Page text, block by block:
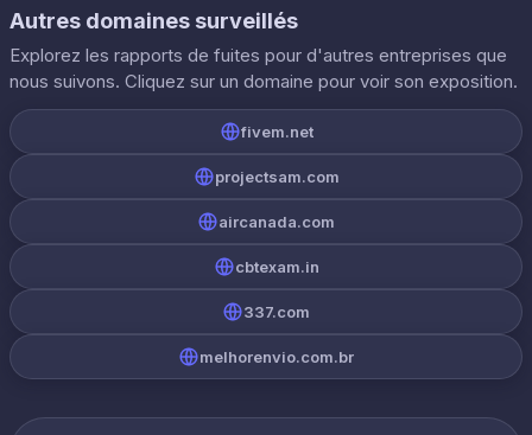
Autres domaines surveillés
Explorez les rapports de fuites pour d'autres entreprises que
nous suivons. Cliquez sur un domaine pour voir son exposition.
fivem.net
projectsam.com
aircanada.com
cbtexam.in
337.com
melhorenvio.com.br